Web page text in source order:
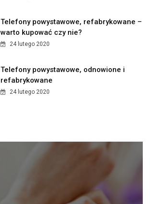
Telefony powystawowe, refabrykowane –
warto kupować czy nie?
24 lutego 2020
Telefony powystawowe, odnowione i
refabrykowane
24 lutego 2020